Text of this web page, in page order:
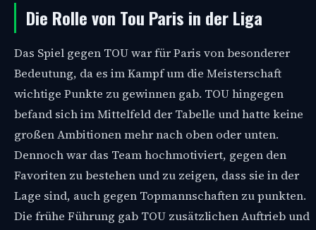
Die Rolle von Tou Paris in der Liga
Das Spiel gegen TOU war für Paris von besonderer
Bedeutung, da es im Kampf um die Meisterschaft
wichtige Punkte zu gewinnen gab. TOU hingegen
befand sich im Mittelfeld der Tabelle und hatte keine
großen Ambitionen mehr nach oben oder unten.
Dennoch war das Team hochmotiviert, gegen den
Favoriten zu bestehen und zu zeigen, dass sie in der
Lage sind, auch gegen Topmannschaften zu punkten.
Die frühe Führung gab TOU zusätzlichen Auftrieb und